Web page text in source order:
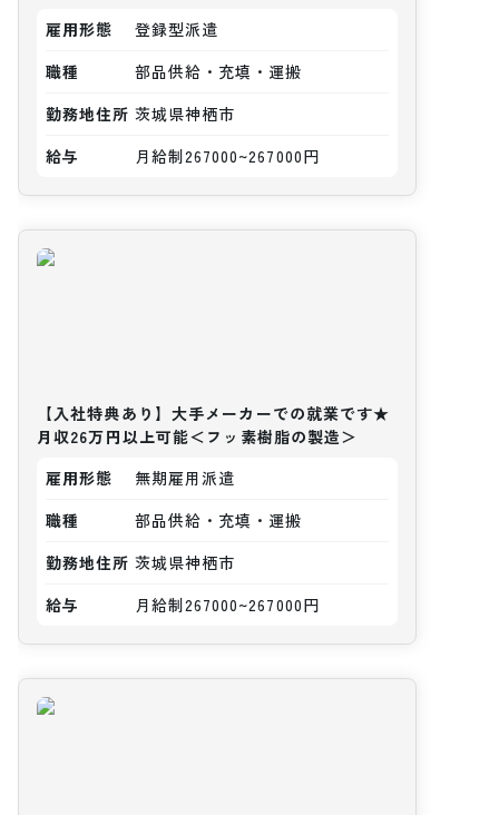
雇用形態
登録型派遣
職種
部品供給・充填・運搬
勤務地住所 茨城県神栖市
給与
月給制267000~267000円
【入社特典あり】大手メーカーでの就業です★
月収26万円以上可能＜フッ素樹脂の製造＞
雇用形態
無期雇用派遣
職種
部品供給・充填・運搬
勤務地住所 茨城県神栖市
給与
月給制267000~267000円